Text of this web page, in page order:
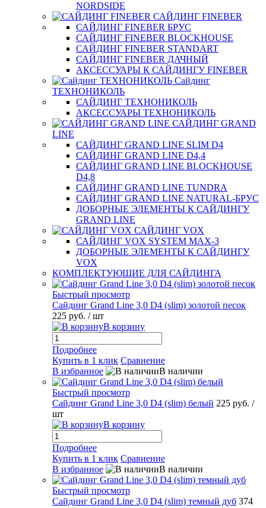
NORDSIDE
САЙДИНГ FINEBER
САЙДИНГ FINEBER БРУС
САЙДИНГ FINEBER BLOCKHOUSE
САЙДИНГ FINEBER STANDART
САЙДИНГ FINEBER ДАЧНЫЙ
АКСЕССУАРЫ К САЙДИНГУ FINEBER
Сайдинг
ТЕХНОНИКОЛЬ
САЙДИНГ ТЕХНОНИКОЛЬ
АКСЕССУАРЫ ТЕХНОНИКОЛЬ
САЙДИНГ GRAND
LINE
САЙДИНГ GRAND LINE SLIM D4
САЙДИНГ GRAND LINE D4,4
САЙДИНГ GRAND LINE BLOCKHOUSE
D4,8
САЙДИНГ GRAND LINE TUNDRA
САЙДИНГ GRAND LINE NATURAL-БРУС
ДОБОРНЫЕ ЭЛЕМЕНТЫ К САЙДИНГУ
GRAND LINE
САЙДИНГ VOX
САЙДИНГ VOX SYSTEM MAX-3
ДОБОРНЫЕ ЭЛЕМЕНТЫ К САЙДИНГУ
VOX
КОМПЛЕКТУЮЩИЕ ДЛЯ САЙДИНГА
Быстрый просмотр
Сайдинг Grand Line 3,0 D4 (slim) золотой песок
225 руб. / шт
В корзину
Подробнее
Купить в 1 клик Сравнение
В избранное
В наличии
Быстрый просмотр
Сайдинг Grand Line 3,0 D4 (slim) белый 225 руб. /
шт
В корзину
Подробнее
Купить в 1 клик Сравнение
В избранное
В наличии
Быстрый просмотр
Сайдинг Grand Line 3,0 D4 (slim) темный дуб 374